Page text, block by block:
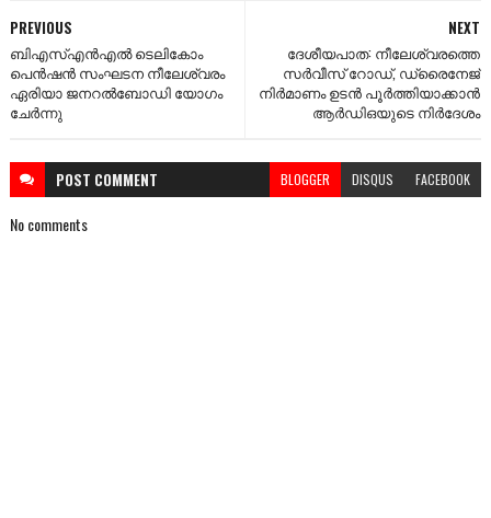
NEXT
ദേശീയപാത: നീലേശ്വരത്തെ
സർവീസ് റോഡ്, ഡ്രൈനേജ്
നിർമാണം ഉടൻ പൂർത്തിയാക്കാൻ
ആർഡിഒയുടെ നിർദേശം
PREVIOUS
ബിഎസ്എൻഎൽ ടെലികോം
പെൻഷൻ സംഘടന നീലേശ്വരം
ഏരിയാ ജനറൽബോഡി യോഗം
ചേർന്നു
POST COMMENT BLOGGER DISQUS FACEBOOK
No comments